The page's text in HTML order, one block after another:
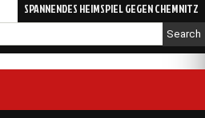
SPANNENDES HEIMSPIEL GEGEN CHEMNITZ